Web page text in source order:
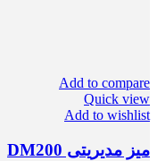
Add to compare
Quick view
Add to wishlist
میز مدیریتی DM200